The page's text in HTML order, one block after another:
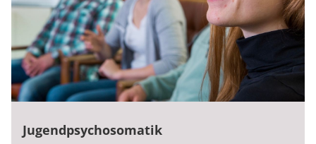
Jugendpsychosomatik